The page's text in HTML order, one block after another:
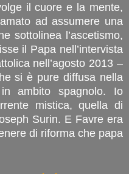
il cuore e la mente,
ad assumere una
sottolinea l’ascetismo,
il Papa nell’intervista
nell’agosto 2013 –
si è pure diffusa nella
in ambito spagnolo. Io
mistica, quella di
Surin. E Favre era
di riforma che papa